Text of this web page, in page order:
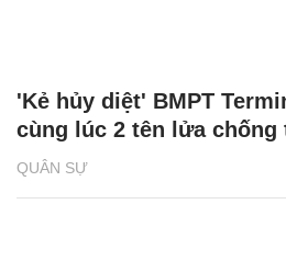
QUÂN SỰ
'Kẻ hủy diệt' BMPT
cùng lúc 2 tên lửa chống